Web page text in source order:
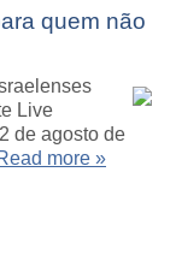
quem não
Live
de agosto de
more »